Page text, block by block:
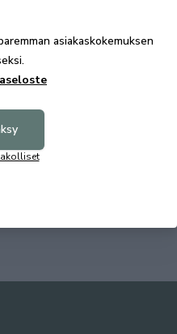
jalava
asiakaskokemuksen